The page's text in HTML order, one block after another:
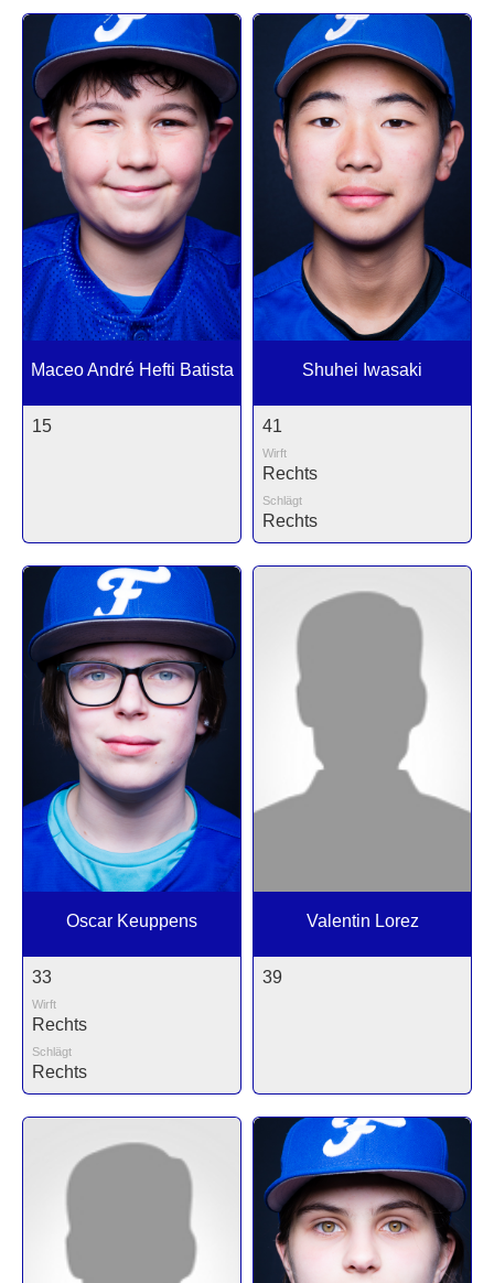
Maceo André Hefti Batista
15
Shuhei Iwasaki
41
Wirft
Rechts
Schlägt
Rechts
Oscar Keuppens
33
Wirft
Rechts
Schlägt
Rechts
Valentin Lorez
39